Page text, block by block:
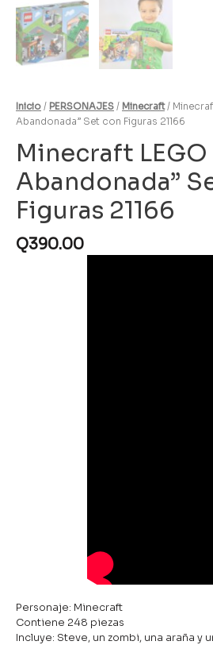
Inicio / PERSONAJES / Minecraft/
Abandonada” Set con Figuras 21166
Minecraft LEGO
Abandonada”
Figuras 21166
Q390.00
Personaje: Minecraft
Contiene 248 piezas
Incluye: Steve, un zombi, una araña y